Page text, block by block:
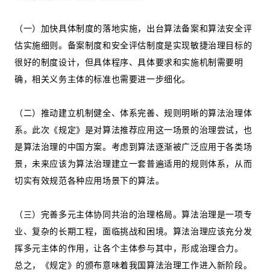
（一）加快具体制度的落地实施，出台算法备案和算法安全评
估实施细则。备案制度和安全评估制度是实现敏捷治理目标的
很好的制度设计，但具体程序、具体要求和实施机制需要明
确，相关义务主体的标准也需要进一步细化。
（二）推动建立机制健全、体系完善、规则明晰的算法治理体
系。此次《规定》是对算法推荐应用这一场景的治理尝试，也
是算法治理的中国方案。考虑到算法逐渐被广泛应用于各类场
景，未来应该为算法治理建立一套普遍适用的规则体系，从而
切实有效规范各种应用场景下的算法。
（三）完善多元主体协同共治的治理格局。算法治理是一项专
业、复杂的长期工程，面临挑战和困境。算法治理应该充分发
挥多元主体的作用，让各个主体参与其中，形成治理合力。
总之，《规定》的颁布意味着我国算法治理工作进入新阶段。